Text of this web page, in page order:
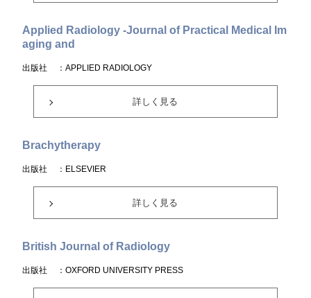
Applied Radiology -Journal of Practical Medical Im
aging and
出版社 ：APPLIED RADIOLOGY
詳しく見る
Brachytherapy
出版社 ：ELSEVIER
詳しく見る
British Journal of Radiology
出版社 ：OXFORD UNIVERSITY PRESS